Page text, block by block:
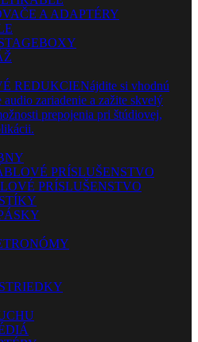
A ADAPTÉRY
REDUKCIENájdite si vhodnú
audio zariadenie a zažite skvelý
prepojenia pri štúdiovej,
PRÍSLUŠENSTVO
PRÍSLUŠENSTVO